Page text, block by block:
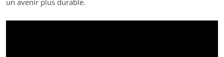
un avenir plus durable.